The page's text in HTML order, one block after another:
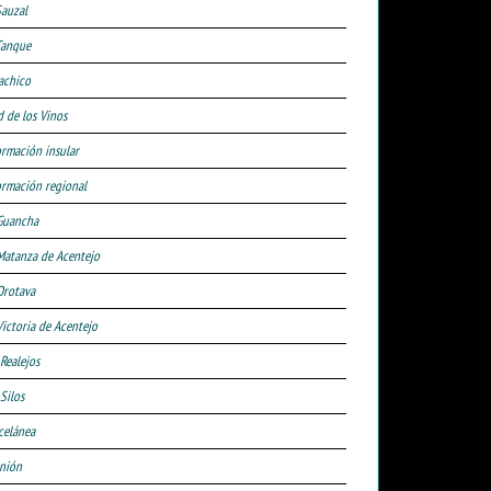
de los Vinos
insular
regional
de Acentejo
de Acentejo